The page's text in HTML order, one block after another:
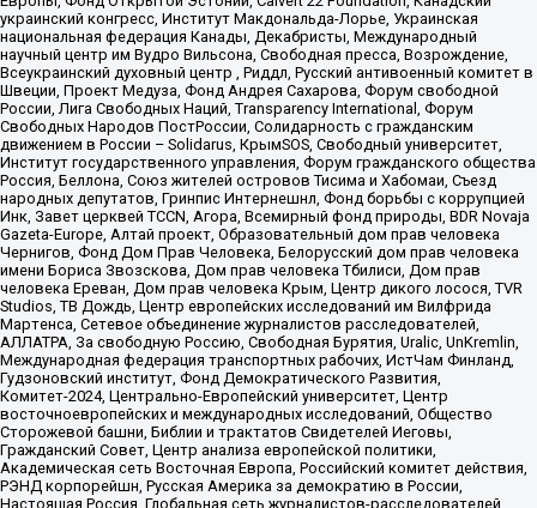
украинский конгресс, Институт Макдональда-Лорье, Украинская
национальная федерация Канады, Декабристы, Международный
научный центр им Вудро Вильсона, Свободная пресса, Возрождение,
Всеукраинский духовный центр , Риддл, Русский антивоенный комитет в
Швеции, Проект Медуза, Фонд Андрея Сахарова, Форум свободной
России, Лига Свободных Наций, Transparеncy International, Форум
Свободных Народов ПостРоссии, Солидарность с гражданским
движением в России – Solidarus, КрымSOS, Свободный университет,
Институт государственного управления, Форум гражданского общества
Россия, Беллона, Союз жителей островов Тисима и Хабомаи, Съезд
народных депутатов, Гринпис Интернешнл, Фонд борьбы с коррупцией
Инк, Завет церквей TCCN, Агора, Всемирный фонд природы, BDR Novaja
Gazeta-Europe, Алтай проект, Образовательный дом прав человека
Чернигов, Фонд Дом Прав Человека, Белорусский дом прав человека
имени Бориса Звозскова, Дом прав человека Тбилиси, Дом прав
человека Ереван, Дом прав человека Крым, Центр дикого лосося, TVR
Studios, ТВ Дождь, Центр европейских исследований им Вилфрида
Мартенса, Сетевое объединение журналистов расследователей,
АЛЛАТРА, За свободную Россию, Свободная Бурятия, Uralic, UnKremlin,
Международная федерация транспортных рабочих, ИстЧам Финланд,
Гудзоновский институт, Фонд Демократического Развития,
Комитет-2024, Центрально-Европейский университет, Центр
восточноевропейских и международных исследований, Общество
Сторожевой башни, Библии и трактатов Свидетелей Иеговы,
Гражданский Совет, Центр анализа европейской политики,
Академическая сеть Восточная Европа, Российский комитет действия,
РЭНД корпорейшн, Русская Америка за демократию в России,
Настоящая Россия, Глобальная сеть журналистов-расследователей,